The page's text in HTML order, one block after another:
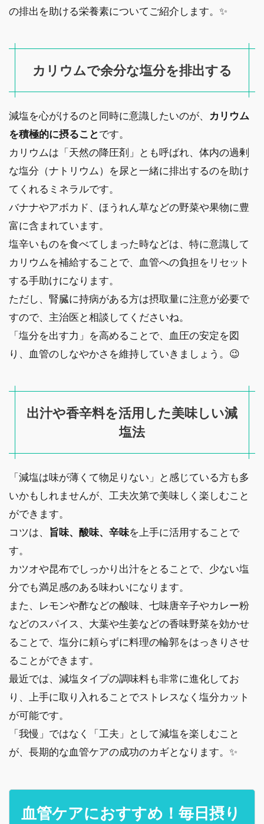
の排出を助ける栄養素についてご紹介します。✨
カリウムで余分な塩分を排出する
減塩を心がけるのと同時に意識したいのが、 カリウム
を積極的に摂ることです。
カリウムは「天然の降圧剤」とも呼ばれ、体内の過剰
な塩分（ナトリウム）を尿と一緒に排出するのを助け
てくれるミネラルです。
バナナやアボカド、ほうれん草などの野菜や果物に豊
富に含まれています。
塩辛いものを食べてしまった時などは、特に意識して
カリウムを補給することで、血管への負担をリセット
する手助けになります。
ただし、腎臓に持病がある方は摂取量に注意が必要で
すので、主治医と相談してくださいね。
「塩分を出す力」を高めることで、血圧の安定を図
り、血管のしなやかさを維持していきましょう。😉
出汁や香辛料を活用した美味しい減
塩法
「減塩は味が薄くて物足りない」と感じている方も多
いかもしれませんが、工夫次第で美味しく楽しむこと
ができます。
コツは、 旨味、酸味、辛味を上手に活用することで
す。
カツオや昆布でしっかり出汁をとることで、少ない塩
分でも満足感のある味わいになります。
また、レモンや酢などの酸味、七味唐辛子やカレー粉
などのスパイス、大葉や生姜などの香味野菜を効かせ
ることで、塩分に頼らずに料理の輪郭をはっきりさせ
ることができます。
最近では、減塩タイプの調味料も非常に進化してお
り、上手に取り入れることでストレスなく塩分カット
が可能です。
「我慢」ではなく「工夫」として減塩を楽しむこと
が、長期的な血管ケアの成功のカギとなります。✨
血管ケアにおすすめ！毎日摂り